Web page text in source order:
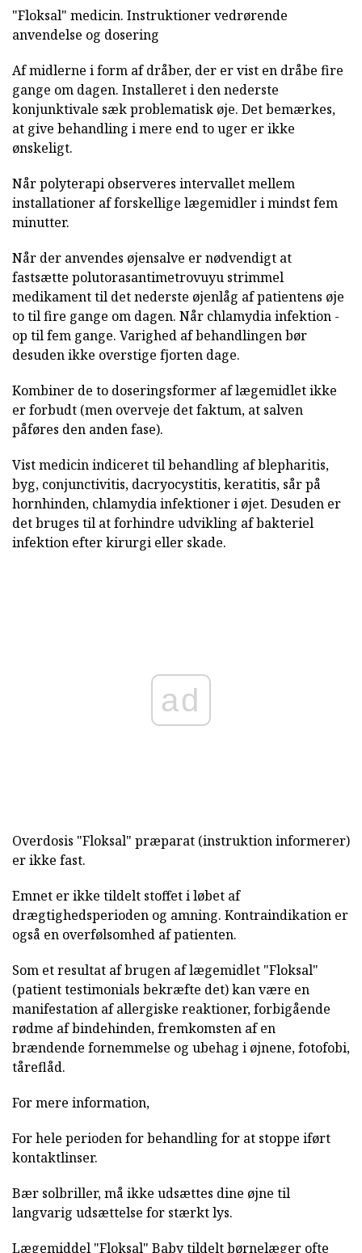
"Floksal" medicin. Instruktioner vedrørende
anvendelse og dosering
Af midlerne i form af dråber, der er vist en dråbe fire
gange om dagen. Installeret i den nederste
konjunktivale sæk problematisk øje. Det bemærkes,
at give behandling i mere end to uger er ikke
ønskeligt.
Når polyterapi observeres intervallet mellem
installationer af forskellige lægemidler i mindst fem
minutter.
Når der anvendes øjensalve er nødvendigt at
fastsætte polutorasantimetrovuyu strimmel
medikament til det nederste øjenlåg af patientens øje
to til fire gange om dagen. Når chlamydia infektion -
op til fem gange. Varighed af behandlingen bør
desuden ikke overstige fjorten dage.
Kombiner de to doseringsformer af lægemidlet ikke
er forbudt (men overveje det faktum, at salven
påføres den anden fase).
Vist medicin indiceret til behandling af blepharitis,
byg, conjunctivitis, dacryocystitis, keratitis, sår på
hornhinden, chlamydia infektioner i øjet. Desuden er
det bruges til at forhindre udvikling af bakteriel
infektion efter kirurgi eller skade.
ad
Overdosis "Floksal" præparat (instruktion informerer)
er ikke fast.
Emnet er ikke tildelt stoffet i løbet af
drægtighedsperioden og amning. Kontraindikation er
også en overfølsomhed af patienten.
Som et resultat af brugen af lægemidlet "Floksal"
(patient testimonials bekræfte det) kan være en
manifestation af allergiske reaktioner, forbigående
rødme af bindehinden, fremkomsten af en
brændende fornemmelse og ubehag i øjnene, fotofobi,
tåreflåd.
For mere information,
For hele perioden for behandling for at stoppe iført
kontaktlinser.
Bær solbriller, må ikke udsættes dine øjne til
langvarig udsættelse for stærkt lys.
Lægemiddel "Floksal" Baby tildelt børnelæger ofte